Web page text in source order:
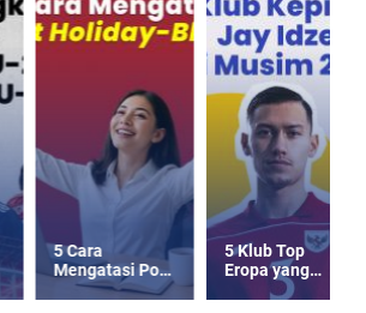
5 Cara
Mengatasi Post
Holiday-Blues
5 Klub Top
Eropa yang
Kepincut Jay